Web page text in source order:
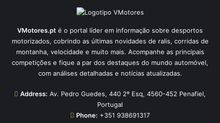
VMotores.pt é o portal líder em informação sobre desportos
motorizados, cobrindo as últimas novidades de ralis, corridas de
montanha, velocidade e muito mais. Acompanhe as principais
competições e fique a par dos destaques do mundo automóvel,
com análises detalhadas e notícias atualizadas.
Address: Av. Pedro Guedes, 440 2º Esq, 4560-452 Penafiel,
Portugal
Phone: +351 938691317